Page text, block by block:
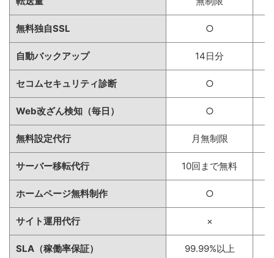
無料独自SSL ○
自動バックアップ 14日分
セコムセキュリティ診断 ○
Web改ざん検知（毎日） ○
無料設定代行 月無制限
サーバー移転代行 10回まで無料
ホームページ無料制作 ○
サイト運用代行 ×
SLA（稼働率保証） 99.99%以上